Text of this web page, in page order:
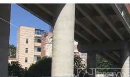
Politica
Attualità
Economia e lavoro